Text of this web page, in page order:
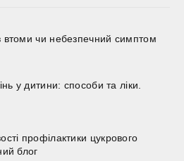
чи небезпечний симптом
у дитини: способи та ліки.
профілактики цукрового
блог